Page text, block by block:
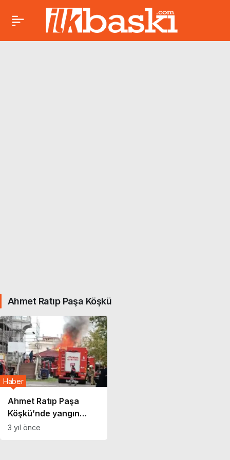
Ahmet Ratıp Paşa Köşkü
Ahmet Ratıp Paşa
Köşkü’nde yangın
çıktı! Paniğe yol açan
Haber
3 yıl önce